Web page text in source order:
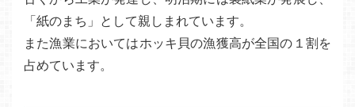
「紙のまち」として親しまれています。
また漁業においてはホッキ貝の漁獲高が全国の１割を
占めています。